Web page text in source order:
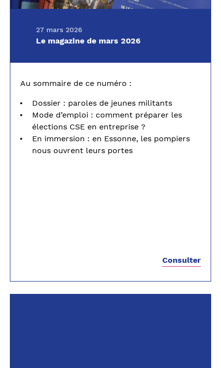
27 mars 2026
Le magazine de mars 2026
Au sommaire de ce numéro :
Dossier : paroles de jeunes militants
Mode d’emploi : comment préparer les
élections CSE en entreprise ?
En immersion : en Essonne, les pompiers
nous ouvrent leurs portes
Consulter